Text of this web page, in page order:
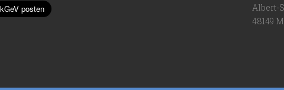
Albert-
48149